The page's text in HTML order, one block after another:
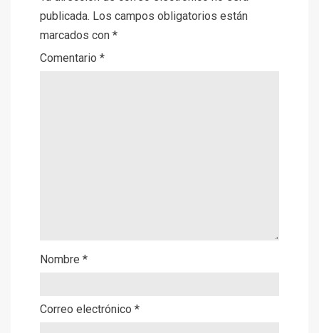
publicada. Los campos obligatorios están
marcados con *
Comentario *
Nombre *
Correo electrónico *